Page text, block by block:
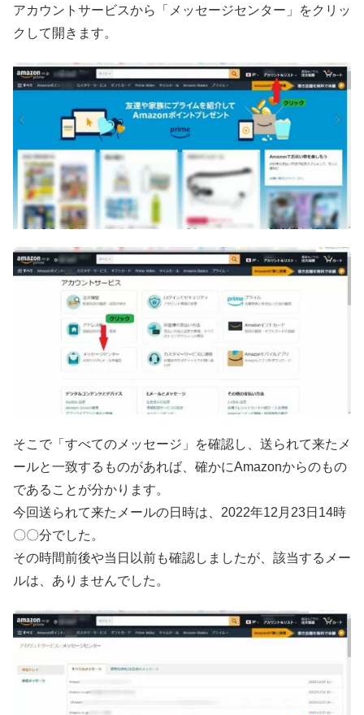
アカウントサービスから「メッセージセンター」をクリッ
クして開きます。
そこで「すべてのメッセージ」を確認し、送られて来たメ
ールと一致するものがあれば、確かにAmazonからのもの
であることが分かります。
今回送られて来たメールの日時は、2022年12月23日14時
〇〇分でした。
その時間前後や当日以前も確認しましたが、該当するメー
ルは、ありませんでした。